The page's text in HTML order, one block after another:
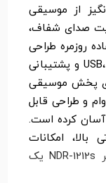
از موسیقی
صدای شفاف،
روزمره طراحی
شده است. قابلیت اتصال بلوتوث، USB، AUX و پشتیبانی
پخش موسیقی
و طراحی قابل
آسان کرده است.
امکانات
پیشرفته و ظاهری زیبا هستید، اسپیکر NDR-1212s یک